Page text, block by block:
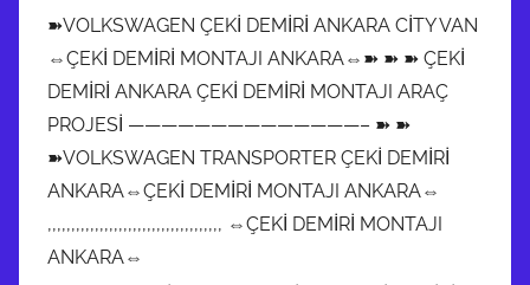
➽VOLKSWAGEN ÇEKİ DEMİRİ ANKARA CİTY VAN
⇔ÇEKİ DEMİRİ MONTAJI ANKARA⇔➽ ➽ ➽ ÇEKİ
DEMİRİ ANKARA ÇEKİ DEMİRİ MONTAJI ARAÇ
PROJESİ ——————————————– ➽ ➽
➽VOLKSWAGEN TRANSPORTER ÇEKİ DEMİRİ
ANKARA⇔ÇEKİ DEMİRİ MONTAJI ANKARA⇔
,,,,,,,,,,,,,,,,,,,,,,,,,,,,,,,,,,,,, ⇔ÇEKİ DEMİRİ MONTAJI
ANKARA⇔